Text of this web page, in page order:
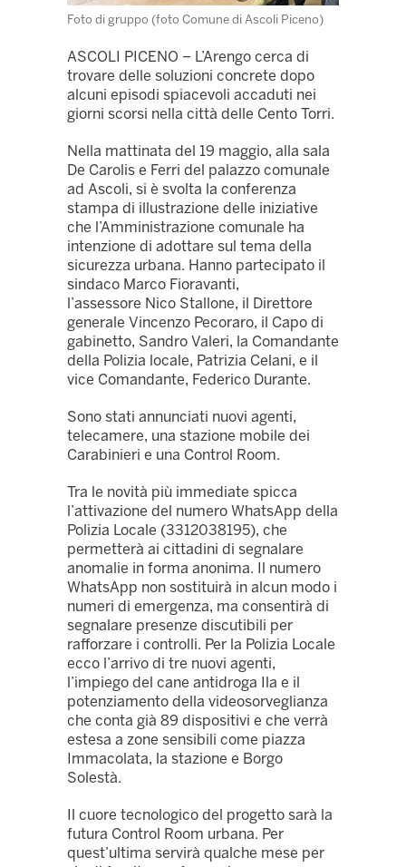
Foto di gruppo (foto Comune di Ascoli Piceno)
ASCOLI PICENO – L’Arengo cerca di
trovare delle soluzioni concrete dopo
alcuni episodi spiacevoli accaduti nei
giorni scorsi nella città delle Cento Torri.
Nella mattinata del 19 maggio, alla sala
De Carolis e Ferri del palazzo comunale
ad Ascoli, si è svolta la conferenza
stampa di illustrazione delle iniziative
che l’Amministrazione comunale ha
intenzione di adottare sul tema della
sicurezza urbana. Hanno partecipato il
sindaco Marco Fioravanti,
l’assessore Nico Stallone, il Direttore
generale Vincenzo Pecoraro, il Capo di
gabinetto, Sandro Valeri, la Comandante
della Polizia locale, Patrizia Celani, e il
vice Comandante, Federico Durante.
Sono stati annunciati nuovi agenti,
telecamere, una stazione mobile dei
Carabinieri e una Control Room.
Tra le novità più immediate spicca
l’attivazione del numero WhatsApp della
Polizia Locale (3312038195), che
permetterà ai cittadini di segnalare
anomalie in forma anonima. Il numero
WhatsApp non sostituirà in alcun modo i
numeri di emergenza, ma consentirà di
segnalare presenze discutibili per
rafforzare i controlli. Per la Polizia Locale
ecco l’arrivo di tre nuovi agenti,
l’impiego del cane antidroga Ila e il
potenziamento della videosorveglianza
che conta già 89 dispositivi e che verrà
estesa a zone sensibili come piazza
Immacolata, la stazione e Borgo
Solestà.
Il cuore tecnologico del progetto sarà la
futura Control Room urbana. Per
quest’ultima servirà qualche mese per